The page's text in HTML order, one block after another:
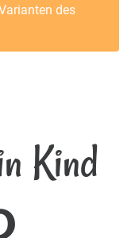
des
Kind